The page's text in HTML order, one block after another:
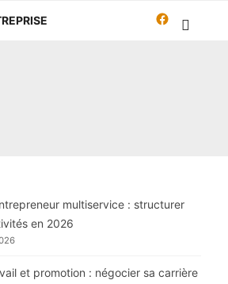
Travailleur-
multiservice : structurer
en 2026
et promotion : négocier sa carrière